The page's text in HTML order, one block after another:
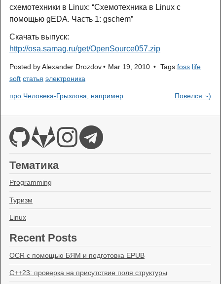
схемотехники в Linux: “Схемотехника в Linux с
помощью gEDA. Часть 1: gschem”
Скачать выпуск:
http://osa.samag.ru/get/OpenSource057.zip
Posted by Alexander Drozdov Mar 19, 2010 Tags:foss life
soft статья электроника
про Человека-Грызлова, например Повелся :-)
Тематика
Programming
Туризм
Linux
Recent Posts
OCR с помощью БЯМ и подготовка EPUB
C++23: проверка на присутствие поля структуры